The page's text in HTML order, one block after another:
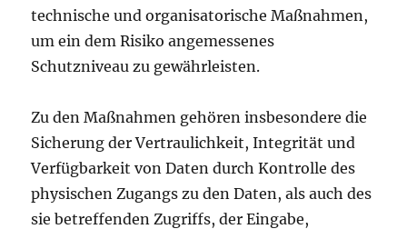
technische und organisatorische Maßnahmen,
um ein dem Risiko angemessenes
Schutzniveau zu gewährleisten.
Zu den Maßnahmen gehören insbesondere die
Sicherung der Vertraulichkeit, Integrität und
Verfügbarkeit von Daten durch Kontrolle des
physischen Zugangs zu den Daten, als auch des
sie betreffenden Zugriffs, der Eingabe,